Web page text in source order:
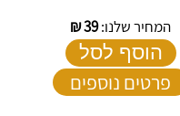
המחיר שלנו:39
₪
הוסף לסל
פרטים נוספים